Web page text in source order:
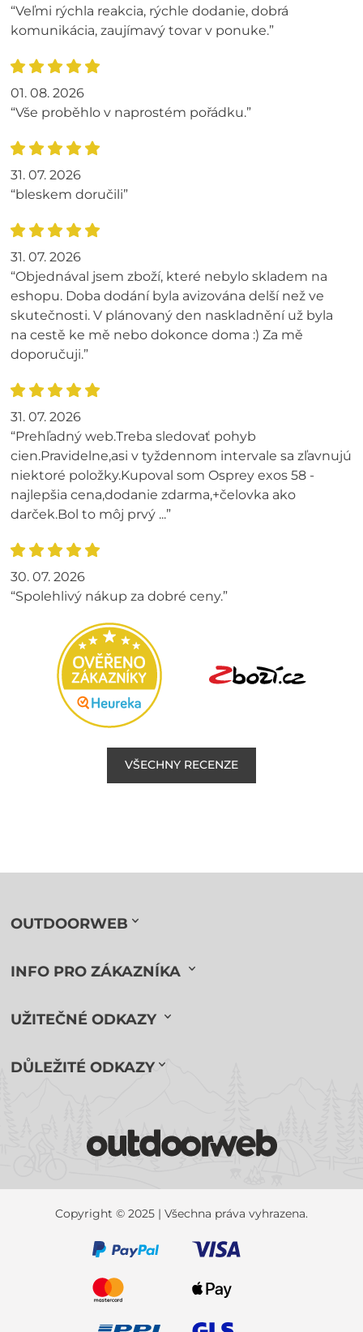
“Veľmi rýchla reakcia, rýchle dodanie, dobrá
komunikácia, zaujímavý tovar v ponuke.”
01. 08. 2026
“Vše proběhlo v naprostém pořádku.”
31. 07. 2026
“bleskem doručili”
31. 07. 2026
“Objednával jsem zboží, které nebylo skladem na
eshopu. Doba dodání byla avizována delší než ve
skutečnosti. V plánovaný den naskladnění už byla
na cestě ke mě nebo dokonce doma :) Za mě
doporučuji.”
31. 07. 2026
“Prehľadný web.Treba sledovať pohyb
cien.Pravidelne,asi v tyždennom intervale sa zľavnujú
niektoré položky.Kupoval som Osprey exos 58 -
najlepšia cena,dodanie zdarma,+čelovka ako
darček.Bol to môj prvý ...”
30. 07. 2026
“Spolehlivý nákup za dobré ceny.”
VŠECHNY RECENZE
OUTDOORWEB
INFO PRO ZÁKAZNÍKA
UŽITEČNÉ ODKAZY
DŮLEŽITÉ ODKAZY
Copyright © 2025 | Všechna práva vyhrazena.